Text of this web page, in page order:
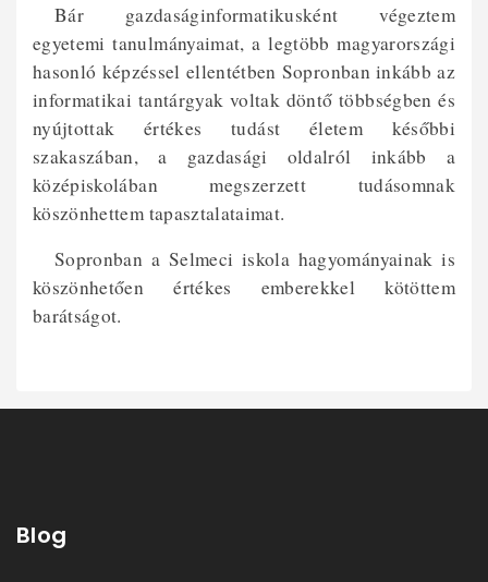
Bár gazdaságinformatikusként végeztem
egyetemi tanulmányaimat, a legtöbb magyarországi
hasonló képzéssel ellentétben Sopronban inkább az
informatikai tantárgyak voltak döntő többségben és
nyújtottak értékes tudást életem későbbi
szakaszában, a gazdasági oldalról inkább a
középiskolában megszerzett tudásomnak
köszönhettem tapasztalataimat.
Sopronban a Selmeci iskola hagyományainak is
köszönhetően értékes emberekkel kötöttem
barátságot.
Blog